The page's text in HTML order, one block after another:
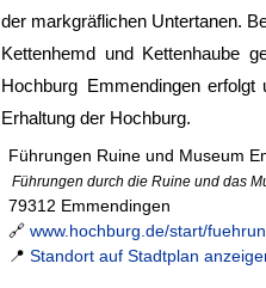
der markgräflichen Untertanen.
Kettenhemd und Kettenhaube
Hochburg Emmendingen
Erhaltung der Hochburg.
Führungen Ruine und Museum
Führungen durch die Ruine und das
79312 Emmendingen
🔗 www.hochburg.de/start/
📍 Standort auf Stadtplan